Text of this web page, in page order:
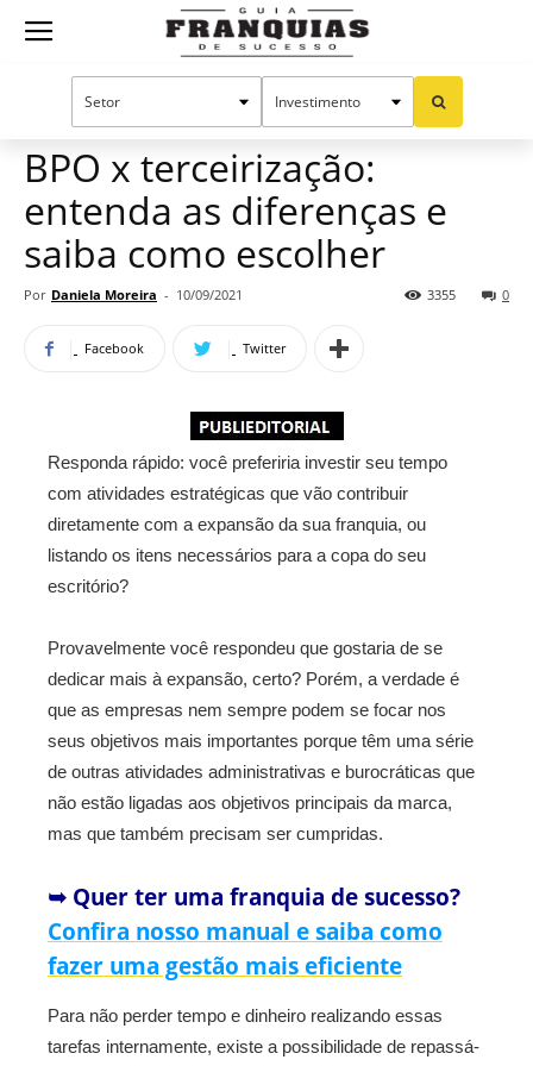
Guia
Manual do sucesso
BPO x terceirização:
entenda as diferenças e
saiba como escolher
Por Daniela Moreira - 10/09/2021 0
3355
Facebook Twitter
Responda rápido: você preferiria investir seu tempo
com atividades estratégicas que vão contribuir
diretamente com a expansão da sua franquia, ou
listando os itens necessários para a copa do seu
escritório?
Provavelmente você respondeu que gostaria de se
dedicar mais à expansão, certo? Porém, a verdade é
que as empresas nem sempre podem se focar nos
seus objetivos mais importantes porque têm uma série
de outras atividades administrativas e burocráticas que
não estão ligadas aos objetivos principais da marca,
mas que também precisam ser cumpridas.
➥ Quer ter uma franquia de sucesso?
Confira nosso manual e saiba como
fazer uma gestão mais eficiente
Para não perder tempo e dinheiro realizando essas
tarefas internamente, existe a possibilidade de repassá-